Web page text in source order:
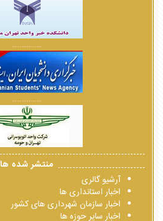
................
................
منتشر شده ها
آرشیو گالری
اخبار استانداری ها
اخبار سازمان شهرداری های کشور
اخبار سایر حوزه ها